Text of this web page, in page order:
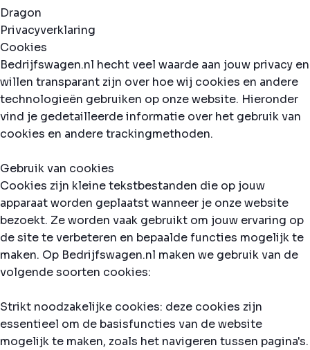
Privacyverklaring
Cookies
Bedrijfswagen.nl hecht veel waarde aan jouw privacy en
willen transparant zijn over hoe wij cookies en andere
technologieën gebruiken op onze website. Hieronder
vind je gedetailleerde informatie over het gebruik van
cookies en andere trackingmethoden.
Gebruik van cookies
Cookies zijn kleine tekstbestanden die op jouw
apparaat worden geplaatst wanneer je onze website
bezoekt. Ze worden vaak gebruikt om jouw ervaring op
de site te verbeteren en bepaalde functies mogelijk te
maken. Op Bedrijfswagen.nl maken we gebruik van de
volgende soorten cookies:
Strikt noodzakelijke cookies: deze cookies zijn
essentieel om de basisfuncties van de website
mogelijk te maken, zoals het navigeren tussen pagina's.